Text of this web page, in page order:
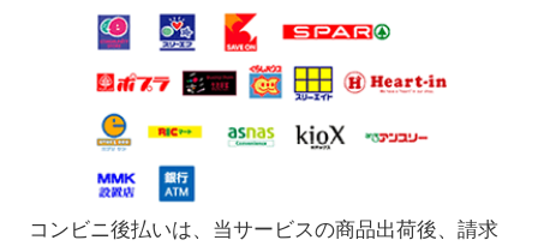
コンビニ後払いは、当サービスの商品出荷後、請求